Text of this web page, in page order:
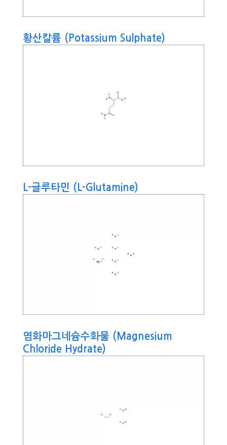
황산칼륨 (Potassium Sulphate)
L-글루타민 (L-Glutamine)
염화마그네슘수화물 (Magnesium
Chloride Hydrate)